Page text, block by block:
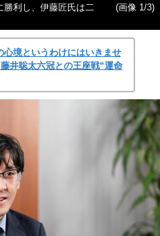
勝利し、伊藤匠氏は二
(画像 1/3)
心境というわけにはいきませ
井聡太六冠との王座戦“運命